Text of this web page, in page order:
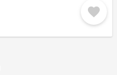
favorite